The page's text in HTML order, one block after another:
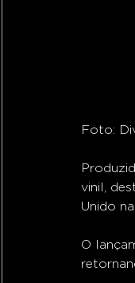
Foto:
vinil,
Unido
O